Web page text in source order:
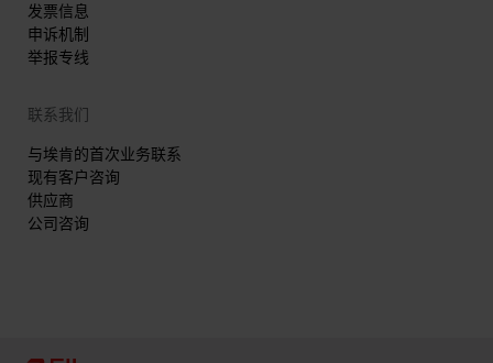
发票信息
申诉机制
举报专线
联系我们
与埃肯的首次业务联系
现有客户咨询
供应商
公司咨询